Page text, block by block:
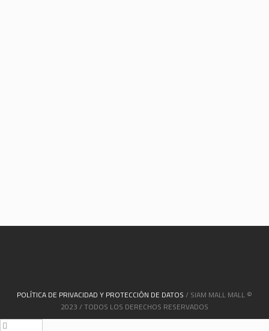
POLÍTICA DE PRIVACIDAD Y PROTECCIÓN DE DATOS / SIAM MALL MALL ©
2023 / TODOS LOS DERECHOS RESERVADOS